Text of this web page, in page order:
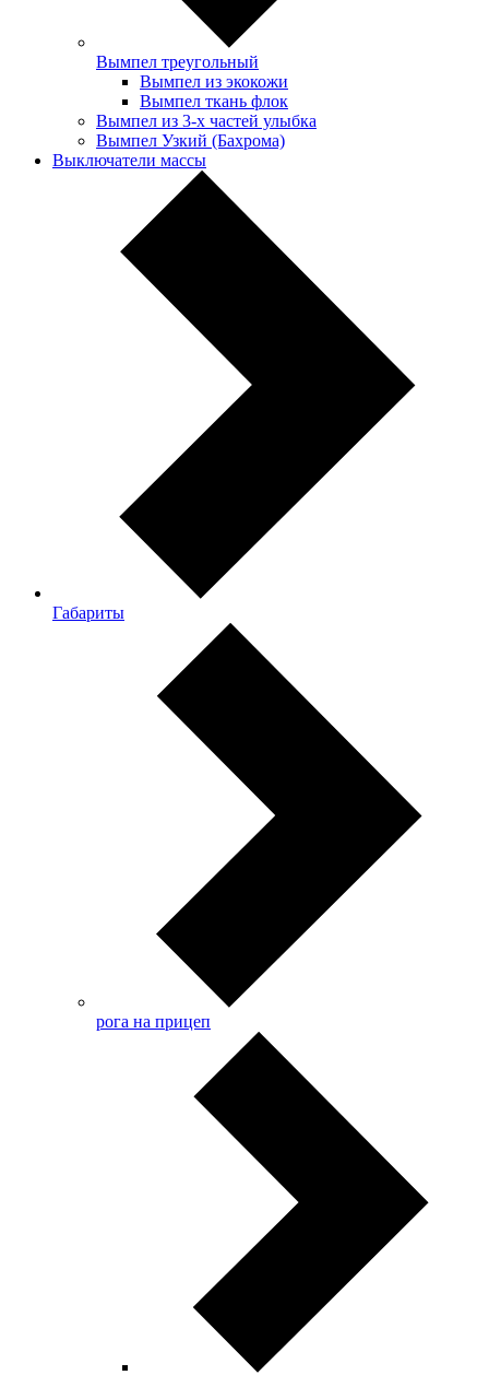
Вымпел треугольный
Вымпел из экокожи
Вымпел ткань флок
Вымпел из 3-х частей улыбка
Вымпел Узкий (Бахрома)
Выключатели массы
Габариты
рога на прицеп